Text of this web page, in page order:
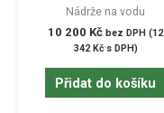
Nádrže na vodu
10 200 Kč bez DPH (12
342 Kčs DPH)
Přidat do košíku